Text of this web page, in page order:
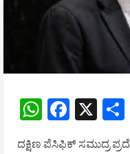
WhatsApp
X
ದಕ್ಷಿಣ ಪೆಸಿಫಿಕ್ ಸಮುದ್ರ